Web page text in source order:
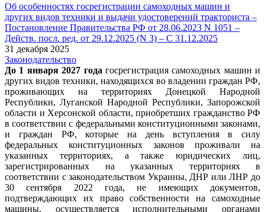
Об особенностях госрегистрации самоходных машин и
других видов техники и выдачи удостоверений тракториста –
Постановление Правительства РФ от 28.06.2023 N 1051 –
Действ. посл. ред. от 29.12.2025 (N 3) – С 31.12.2025
31 декабря 2025
Законодательство
До 1 января 2027 года госрегистрация самоходных машин и
других видов техники, находящихся во владении граждан РФ,
проживающих на территориях Донецкой Народной
Республики, Луганской Народной Республики, Запорожской
области и Херсонской области, приобретших гражданство РФ
в соответствии с федеральными конституционными законами,
и граждан РФ, которые на день вступления в силу
федеральных конституционных законов проживали на
указанных территориях, а также юридических лиц,
зарегистрированных на указанных территориях в
соответствии с законодательством Украины, ДНР или ЛНР до
30 сентября 2022 года, не имеющих документов,
подтверждающих их право собственности на самоходные
машины, осуществляется исполнительными органами